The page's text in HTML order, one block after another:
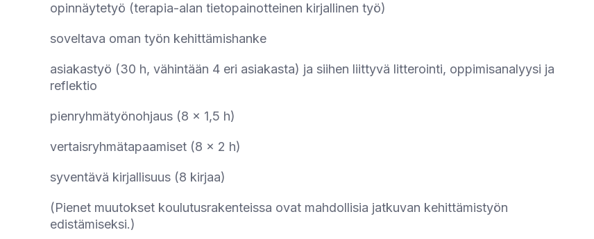
opinnäytetyö (terapia-alan tietopainotteinen kirjallinen työ)
soveltava oman työn kehittämishanke
asiakastyö (30 h, vähintään 4 eri asiakasta) ja siihen liittyvä litterointi, oppimisanalyysi ja
reflektio
pienryhmätyönohjaus (8 x 1,5 h)
vertaisryhmätapaamiset (8 x 2 h)
syventävä kirjallisuus (8 kirjaa)
(Pienet muutokset koulutusrakenteissa ovat mahdollisia jatkuvan kehittämistyön
edistämiseksi.)